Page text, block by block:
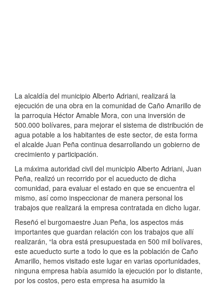
La alcaldía del municipio Alberto Adriani, realizará la
ejecución de una obra en la comunidad de Caño Amarillo de
la parroquia Héctor Amable Mora, con una inversión de
500.000 bolívares, para mejorar el sistema de distribución de
agua potable a los habitantes de este sector, de esta forma
el alcalde Juan Peña continua desarrollando un gobierno de
crecimiento y participación.
La máxima autoridad civil del municipio Alberto Adriani, Juan
Peña, realizó un recorrido por el acueducto de dicha
comunidad, para evaluar el estado en que se encuentra el
mismo, así como inspeccionar de manera personal los
trabajos que realizará la empresa contratada en dicho lugar.
Reseñó el burgomaestre Juan Peña, los aspectos más
importantes que guardan relación con los trabajos que allí
realizarán, “la obra está presupuestada en 500 mil bolívares,
este acueducto surte a todo lo que es la población de Caño
Amarillo, hemos visitado este lugar en varias oportunidades,
ninguna empresa había asumido la ejecución por lo distante,
por los costos, pero esta empresa ha asumido la